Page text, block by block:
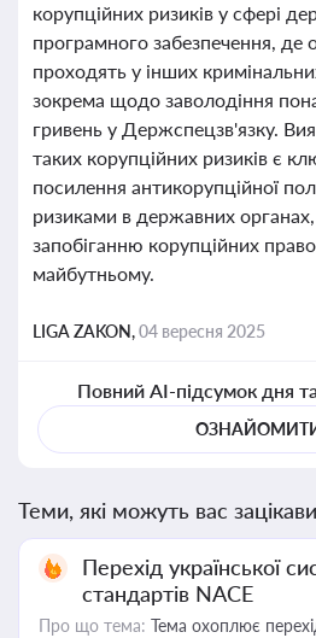
корупційних ризиків у сфері
програмного забезпечення, де
проходять у інших
зокрема щодо заволодіння
гривень у Держспецзв'язку.
таких корупційних ризиків є
посилення антикорупційної
ризиками в державних
запобіганню корупційних
майбутньому.
LIGA ZAKON,04 вересня 2025
Повний AI-підсумок дня
Теми, які можуть вас
Перехід української
стандартів NACE
Про що тема: Тема охоплює